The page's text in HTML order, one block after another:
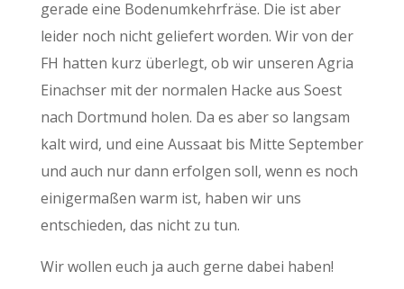
gerade eine Bodenumkehrfräse. Die ist aber
leider noch nicht geliefert worden. Wir von der
FH hatten kurz überlegt, ob wir unseren Agria
Einachser mit der normalen Hacke aus Soest
nach Dortmund holen. Da es aber so langsam
kalt wird, und eine Aussaat bis Mitte September
und auch nur dann erfolgen soll, wenn es noch
einigermaßen warm ist, haben wir uns
entschieden, das nicht zu tun.
Wir wollen euch ja auch gerne dabei haben!